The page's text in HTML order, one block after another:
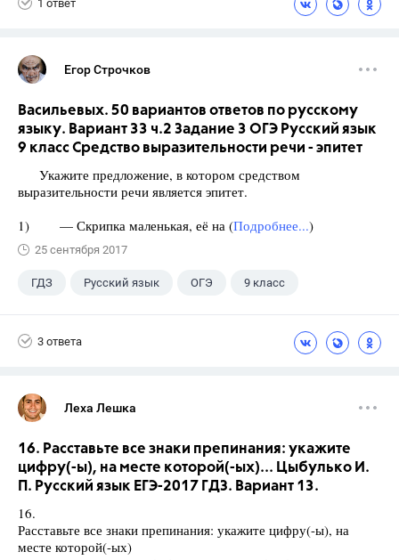
1 ответ
Егор Строчков
Васильевых. 50 вариантов ответов по русскому
языку. Вариант 33 ч.2 Задание 3 ОГЭ Русский язык
9 класс Средство выразительности речи - эпитет
Укажите предложение, в котором средством
выразительности речи является эпитет.
1) — Скрипка маленькая, её на (Подробнее...)
25 сентября 2017
ГДЗ Русский язык ОГЭ 9 класс
3 ответа
Леха Лешка
16. Расставьте все знаки препинания: укажите
цифру(-ы), на месте которой(-ых)... Цыбулько И.
П. Русский язык ЕГЭ-2017 ГДЗ. Вариант 13.
16.
Расставьте все знаки препинания: укажите цифру(-ы), на
месте которой(-ых)